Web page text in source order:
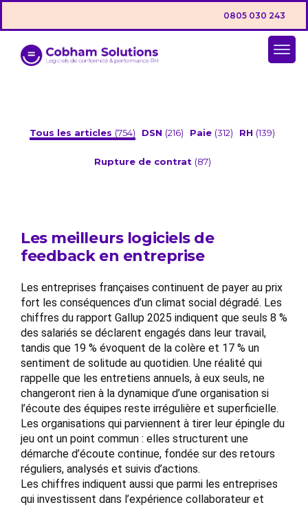
0805 030 243
Tous les articles (754) DSN (216) Paie (312) RH (139)
Rupture de contrat (87)
Les meilleurs logiciels de
feedback en entreprise
Les entreprises françaises continuent de payer au prix
fort les conséquences d’un climat social dégradé. Les
chiffres du rapport Gallup 2025 indiquent que seuls 8 %
des salariés se déclarent engagés dans leur travail,
tandis que 19 % évoquent de la colère et 17 % un
sentiment de solitude au quotidien. Une réalité qui
rappelle que les entretiens annuels, à eux seuls, ne
changeront rien à la dynamique d’une organisation si
l’écoute des équipes reste irrégulière et superficielle.
Les organisations qui parviennent à tirer leur épingle du
jeu ont un point commun : elles structurent une
démarche d’écoute continue, fondée sur des retours
réguliers, analysés et suivis d’actions.
Les chiffres indiquent aussi que parmi les entreprises
qui investissent dans l’expérience collaborateur et